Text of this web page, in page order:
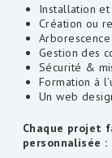
Installation
Création ou
Gestion des
Sécurité &
Formation à
Un web
Chaque projet
personnalisée :